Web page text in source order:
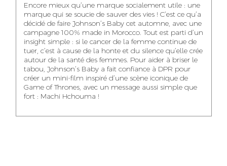
KARIM OUNZAR
AUDIOVISUAL
CONTENT CREATOR
ZAKARIA BENNANI
TRAFFIC MANAGER
NOUR-ELHOUDA
YOUBI IDRISSI
PROJECT
MANAGER
AGENT
Encore mieux qu’une marque socialement utile : une
marque qui se soucie de sauver des vies ! C’est ce qu’a
décidé de faire Johnson’s Baby cet automne, avec une
campagne 100% made in Morocco. Tout est parti d’un
insight simple : si le cancer de la femme continue de
tuer, c’est à cause de la honte et du silence qu’elle crée
autour de la santé des femmes. Pour aider à briser le
tabou, Johnson’s Baby a fait confiance à DPR pour
créer un mini-film inspiré d’une scène iconique de
Game of Thrones, avec un message aussi simple que
fort : Machi Hchouma !